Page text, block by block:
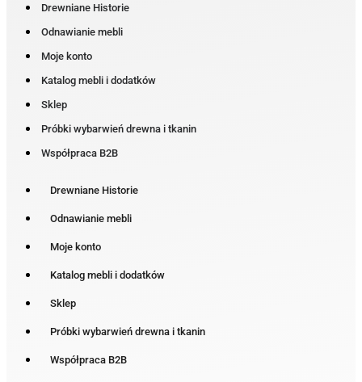
Drewniane Historie
Odnawianie mebli
Moje konto
Katalog mebli i dodatków
Sklep
Próbki wybarwień drewna i tkanin
Współpraca B2B
Drewniane Historie
Odnawianie mebli
Moje konto
Katalog mebli i dodatków
Sklep
Próbki wybarwień drewna i tkanin
Współpraca B2B